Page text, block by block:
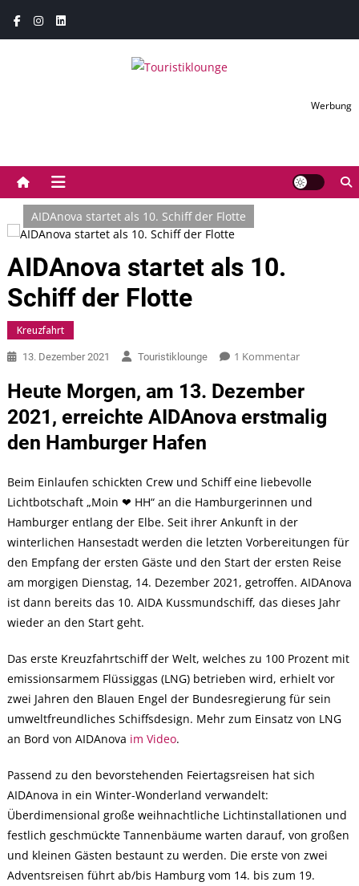
Werbung
AIDAnova startet als 10. Schiff der Flotte
AIDAnova startet als 10.
Schiff der Flotte
Kreuzfahrt
13. Dezember 2021 Touristiklounge 1 KommentarZu
Startet
Als
Flotte
Heute Morgen, am 13. Dezember
2021, erreichte AIDAnova erstmalig
den Hamburger Hafen
Beim Einlaufen schickten Crew und Schiff eine liebevolle
Lichtbotschaft „Moin ❤ HH“ an die Hamburgerinnen und
Hamburger entlang der Elbe. Seit ihrer Ankunft in der
winterlichen Hansestadt werden die letzten Vorbereitungen für
den Empfang der ersten Gäste und den Start der ersten Reise
am morgigen Dienstag, 14. Dezember 2021, getroffen. AIDAnova
ist dann bereits das 10. AIDA Kussmundschiff, das dieses Jahr
wieder an den Start geht.
Das erste Kreuzfahrtschiff der Welt, welches zu 100 Prozent mit
emissionsarmem Flüssiggas (LNG) betrieben wird, erhielt vor
zwei Jahren den Blauen Engel der Bundesregierung für sein
umweltfreundliches Schiffsdesign. Mehr zum Einsatz von LNG
an Bord von AIDAnova im Video.
Passend zu den bevorstehenden Feiertagsreisen hat sich
AIDAnova in ein Winter-Wonderland verwandelt:
Überdimensional große weihnachtliche Lichtinstallationen und
festlich geschmückte Tannenbäume warten darauf, von großen
und kleinen Gästen bestaunt zu werden. Die erste von zwei
Adventsreisen führt ab/bis Hamburg vom 14. bis zum 19.